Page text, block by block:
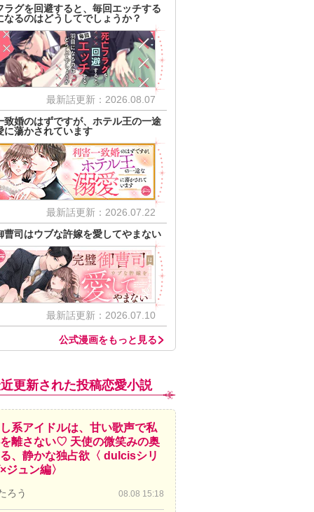
ラグを回避すると、毎回エッチする
なるのはどうしてでしょうか？
最新話更新：2026.08.07
致婚のはずですが、ホテル王の一途
に蕩かされています
最新話更新：2026.07.22
曹司はウブな許嫁を愛してやまない
最新話更新：2026.07.10
公式漫画をもっと見る
更新された投稿恋愛小説
系アイドルは、甘い歌声で私
離さない♡ 天使の微笑みの奥
、静かな独占欲〈 dulcisシリ
ジュン編〉
ろう 08.08 15:18